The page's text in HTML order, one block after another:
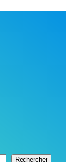
Rechercher